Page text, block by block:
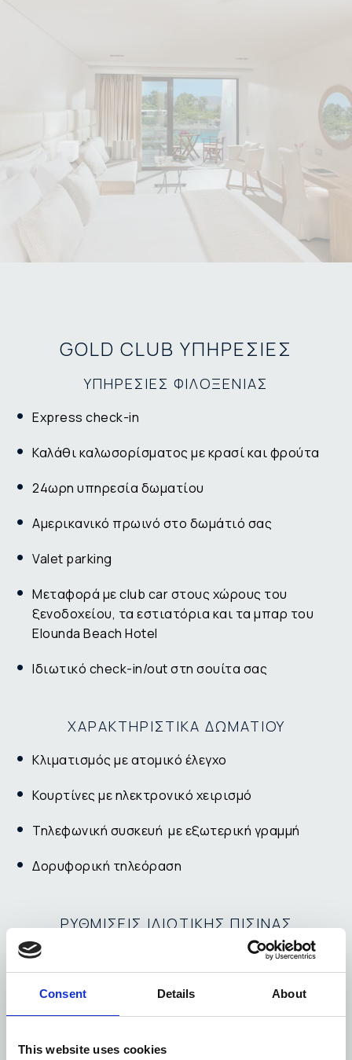
Consent Details About
This website uses cookies
GOLD CLUB ΥΠΗΡΕΣΙΕΣ
ΥΠΗΡΕΣΙΕΣ ΦΙΛΟΞΕΝΙΑΣ
Εxpress check-in
Καλάθι καλωσορίσματος με κρασί και φρούτα
24ωρη υπηρεσία δωματίου
Αμερικανικό πρωινό στο δωμάτιό σας
Valet parking
Μεταφορά με club car στους χώρους του
ξενοδοχείου, τα εστιατόρια και τα μπαρ του
Elounda Beach Hotel
Ιδιωτικό check-in/out στη σουίτα σας
ΧΑΡΑΚΤΗΡΙΣΤΙΚA ΔΩΜΑΤΙΟΥ
Κλιματισμός με ατομικό έλεγχο
Κουρτίνες με ηλεκτρονικό χειρισμό
Τηλεφωνική συσκευή με εξωτερική γραμμή
Δορυφορική τηλεόραση
ΡΥΘΜΙΣΕΙΣ ΙΔΙΩΤΙΚΗΣ ΠΙΣΙΝΑΣ
Ατομική ρύθμιση της έντασης ροής του νερού
για κολύμβηση ή άσκηση. Επιλογή υδρομασάζ.
Φυσικός καθαρισμός νερού με όζον για απόλυτη
χημικών παραμέτρων (pH, ORP) σύμφωνα με τα